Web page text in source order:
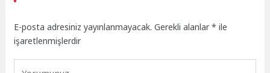
E-posta adresiniz yayınlanmayacak. Gerekli alanlar* ile
işaretlenmişlerdir